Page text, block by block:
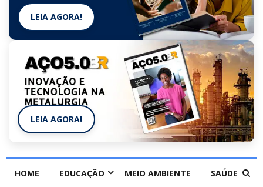
LEIA AGORA!
LEIA AGORA!
HOME EDUCAÇÃO MEIO AMBIENTE SAÚDE